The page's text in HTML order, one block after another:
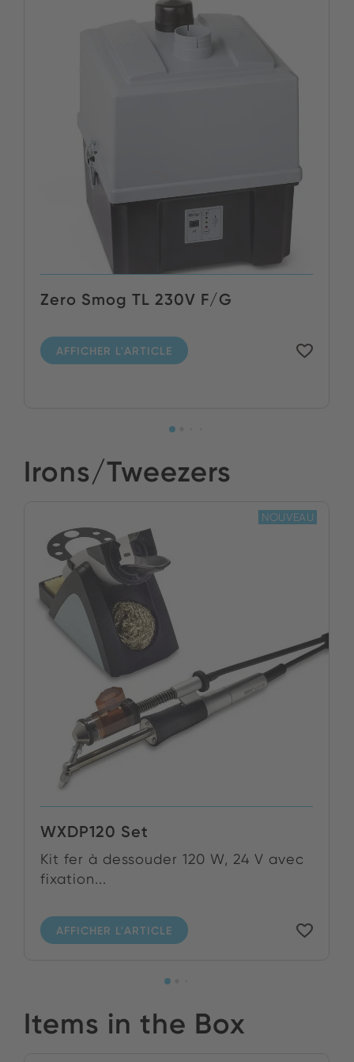
Zero Smog TL 230V F/G
AFFICHER L'ARTICLE
Irons/Tweezers
WXDP120 Set
Kit fer à dessouder 120 W, 24 V avec
fixation...
AFFICHER L'ARTICLE
NOUVEAU
Items in the Box